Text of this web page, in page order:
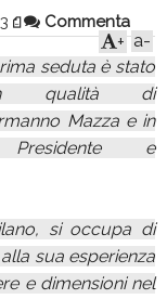
Commenta
a-
+
seduta è stato
qualità di
Mazza e in
e
si occupa di
sua esperienza
e dimensioni nel